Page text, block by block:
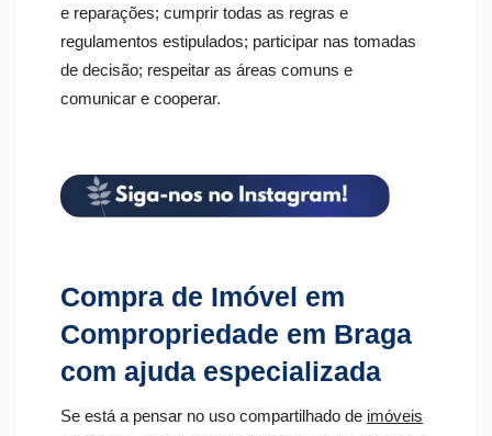
e reparações; cumprir todas as regras e
regulamentos estipulados; participar nas tomadas
de decisão; respeitar as áreas comuns e
comunicar e cooperar.
Compra de Imóvel em
Compropriedade em Braga
com ajuda especializada
Se está a pensar no uso compartilhado de imóveis